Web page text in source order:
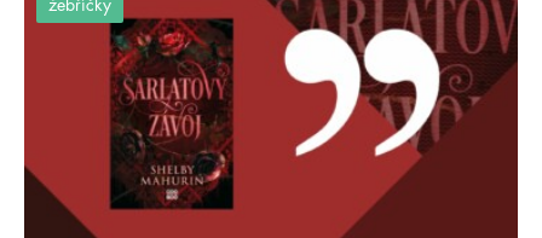
žebříčky